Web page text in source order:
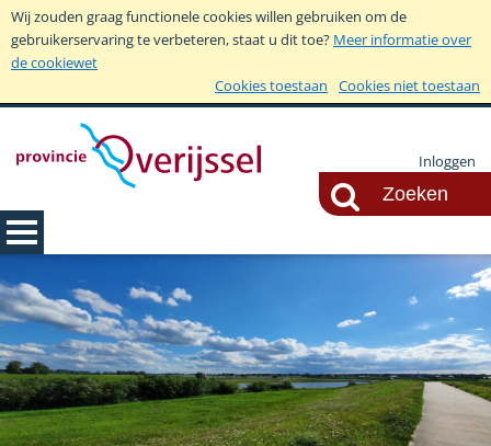
Wij zouden graag functionele cookies willen gebruiken om de
gebruikerservaring te verbeteren, staat u dit toe? Meer informatie over
de cookiewet
Cookies toestaan
Cookies niet toestaan
Inloggen